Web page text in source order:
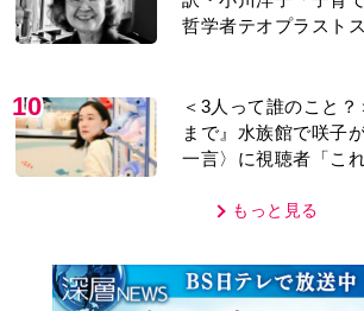
「子どもの話だと…」
もっと見る